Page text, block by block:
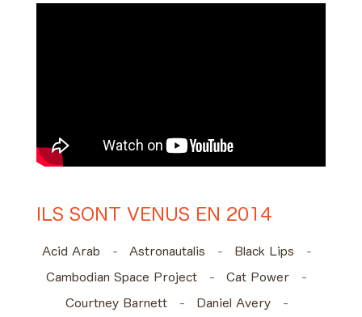
ILS SONT VENUS EN 2014
Acid Arab Astronautalis Black Lips
Cambodian Space Project Cat Power
Courtney Barnett Daniel Avery